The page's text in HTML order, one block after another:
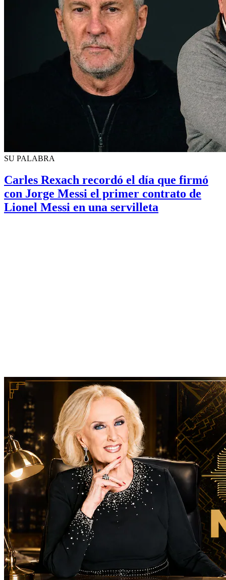
SU PALABRA
Carles Rexach recordó el día que firmó
con Jorge Messi el primer contrato de
Lionel Messi en una servilleta